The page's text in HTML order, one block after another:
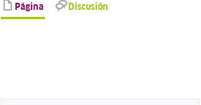
Página Discusión